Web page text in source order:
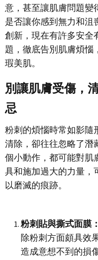
意，甚至讓肌膚問題變
是否讓你感到無力和沮
創新，現在有許多安全
題，徹底告別肌膚煩惱
瑕美肌。
別讓肌膚受傷，
忌
粉刺的煩惱時常如影隨
清除，卻往往忽略了潛
個小動作，都可能對肌
具和施加過大的力量，
以磨滅的痕跡。
粉刺貼與撕式面膜：
除粉刺方面頗具效
造成意想不到的損